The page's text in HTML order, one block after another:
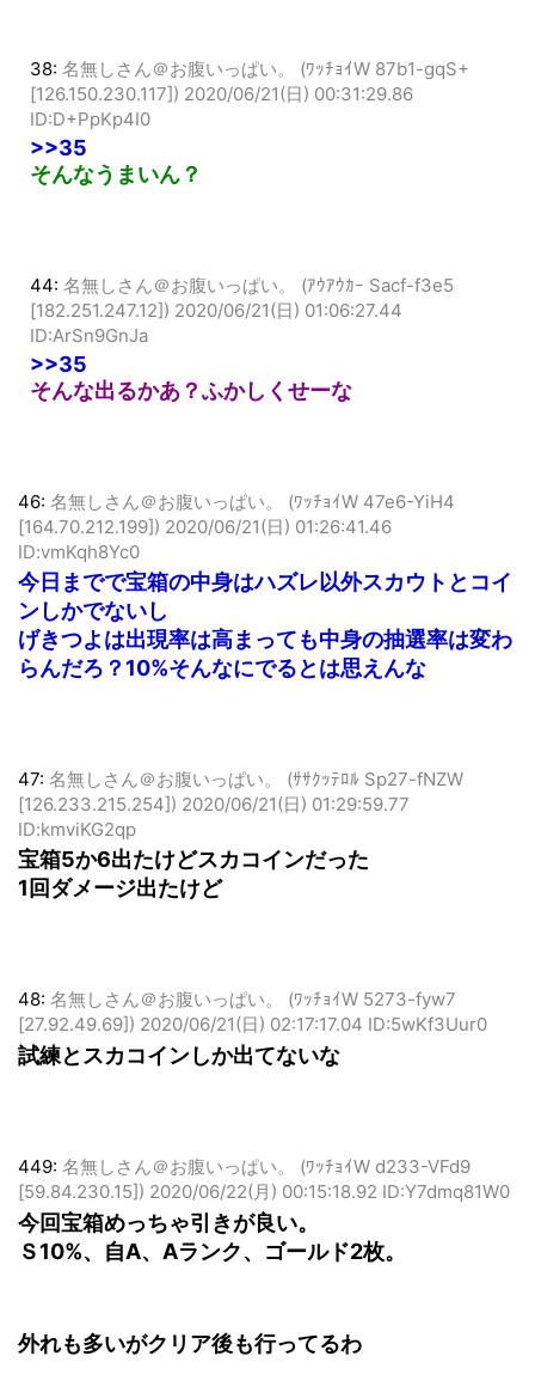
38:名無しさん＠お腹いっぱい。 (ﾜｯﾁｮｲW 87b1-gqS+
[126.150.230.117])
ID:D+PpKp4I0
>>35
44:名無しさん＠お腹いっぱい。 (ｱｳｱｳｶｰ Sacf-f3e5
[182.251.247.12])
ID:ArSn9GnJa
>>35
46:名無しさん＠お腹いっぱい。 (ﾜｯﾁｮｲW 47e6-YiH4
[164.70.212.199])
ID:vmKqh8Yc0
今日までで宝箱の中身はハズレ以外スカウトとコイ
ンしかでないし
げきつよは出現率は高まっても中身の抽選率は変わ
47:名無しさん＠お腹いっぱい。 (ｻｻｸｯﾃﾛﾙ Sp27-fNZW
[126.233.215.254])
ID:kmviKG2qp
宝箱5か6出たけどスカコインだった
48:名無しさん＠お腹いっぱい。 (ﾜｯﾁｮｲW 5273-fyw7
[27.92.49.69]) 2020/06/21(日) 02:17:17.04 ID:5wKf3Uur0
449:名無しさん＠お腹いっぱい。 (ﾜｯﾁｮｲW d233-VFd9
[59.84.230.15]) 2020/06/22(月) 00:15:18.92 ID:Y7dmq81W0
今回宝箱めっちゃ引きが良い。